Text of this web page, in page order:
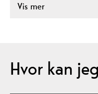
Vis mer
Hvor kan